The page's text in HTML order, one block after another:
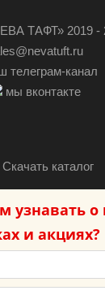
узнавать
и акциях?
ТАФТ» 2019 -
телеграм-канал
мы вконтакте
Скачать каталог
— «Бутик